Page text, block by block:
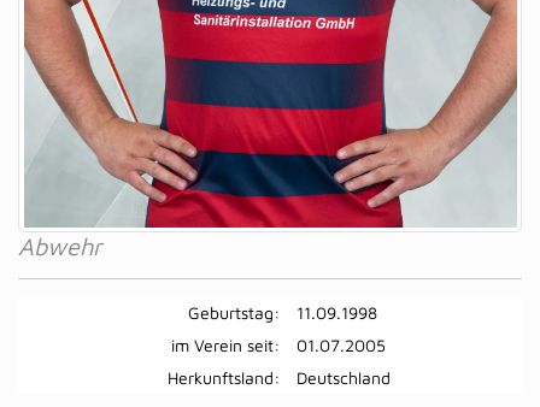
Abwehr
Geburtstag:
11.09.1998
im Verein seit:
01.07.2005
Herkunftsland:
Deutschland